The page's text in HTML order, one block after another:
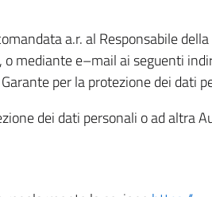
a.r. al Responsabile
mediante e–mail ai seguenti
per la protezione dei dati
dei dati personali o ad altra